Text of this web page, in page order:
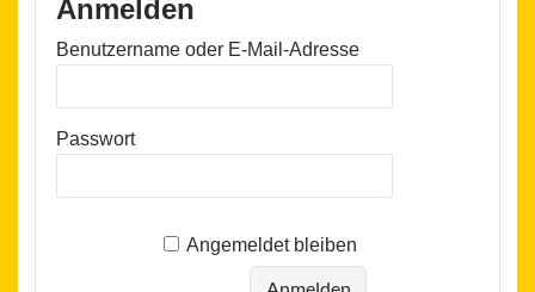
Anmelden
Benutzername oder E-Mail-Adresse
Passwort
Angemeldet bleiben